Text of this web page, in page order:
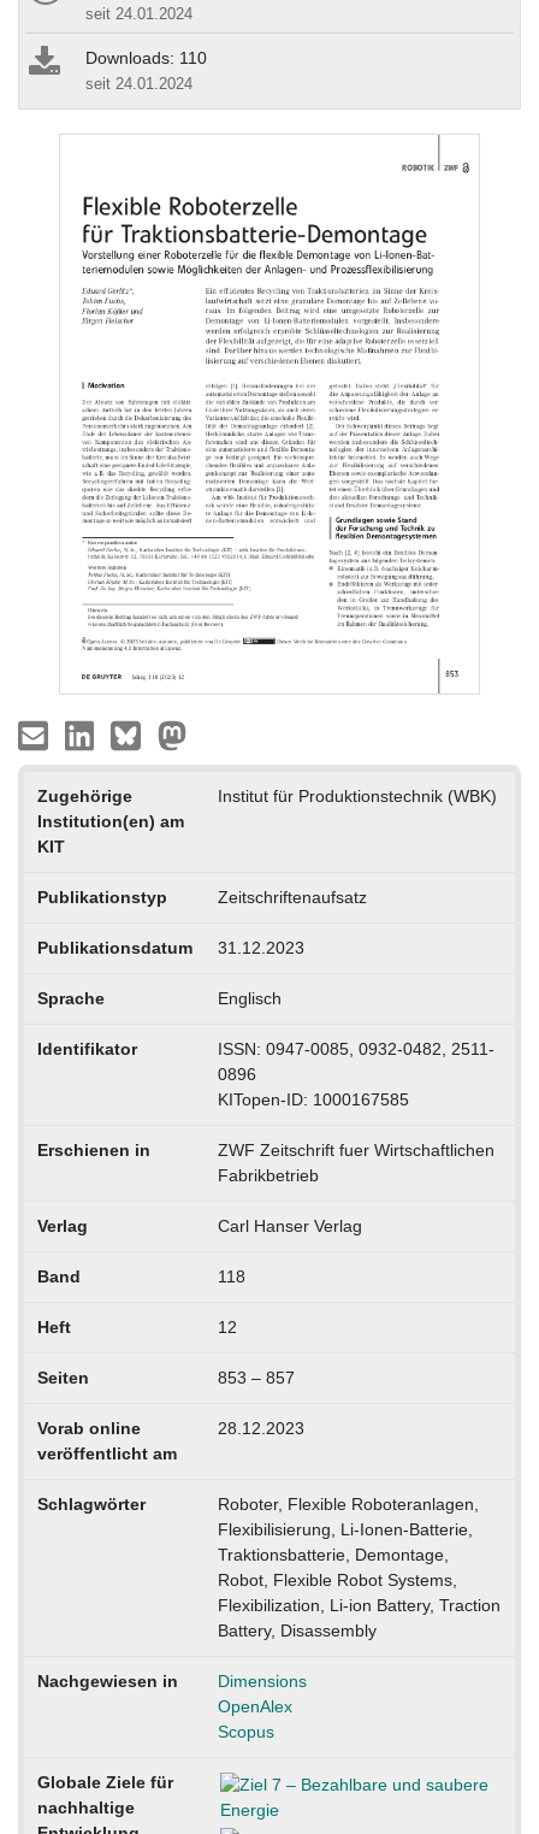
seit 24.01.2024
Downloads: 110
seit 24.01.2024
Zugehörige
Institution(en) am
KIT
Institut für Produktionstechnik (WBK)
Publikationstyp Zeitschriftenaufsatz
Publikationsdatum 31.12.2023
Sprache Englisch
Identifikator
ISSN: 0947-0085, 0932-0482, 2511-
0896
KITopen-ID: 1000167585
Erschienen in
ZWF Zeitschrift fuer Wirtschaftlichen
Fabrikbetrieb
Verlag Carl Hanser Verlag
Band 118
Heft 12
Seiten 853 – 857
Vorab online
veröffentlicht am
28.12.2023
Schlagwörter
Roboter, Flexible Roboteranlagen,
Flexibilisierung, Li-Ionen-Batterie,
Traktionsbatterie, Demontage,
Robot, Flexible Robot Systems,
Flexibilization, Li-ion Battery, Traction
Battery, Disassembly
Nachgewiesen in
Dimensions
OpenAlex
Scopus
Globale Ziele für
nachhaltige